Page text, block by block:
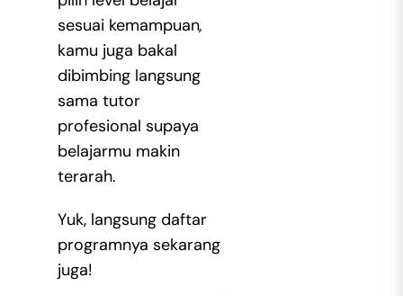
sesuai kemampuan,
kamu juga bakal
dibimbing langsung
sama tutor
profesional supaya
belajarmu makin
terarah.
Yuk, langsung daftar
programnya sekarang
juga!